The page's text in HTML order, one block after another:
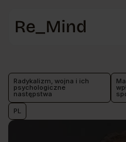
Radykalizm, wojna i ich
psychologiczne
następstwa
PL